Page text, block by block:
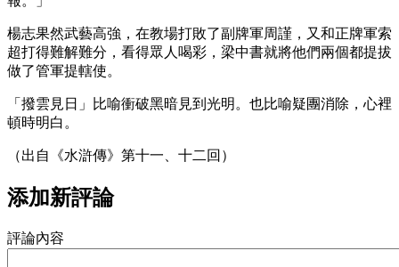
楊志果然武藝高強，在教場打敗了副牌軍周謹，又和正牌軍索
超打得難解難分，看得眾人喝彩，梁中書就將他們兩個都提拔
做了管軍提轄使。
「撥雲見日」比喻衝破黑暗見到光明。也比喻疑團消除，心裡
頓時明白。
（出自《水滸傳》第十一、十二回）
添加新評論
評論內容